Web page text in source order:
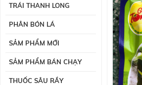
TRÁI THANH LONG
PHÂN BÓN LÁ
SẢM PHẨM MỚI
SẢM PHẨM BÁN CHẠY
THUỐC SÂU RẦY